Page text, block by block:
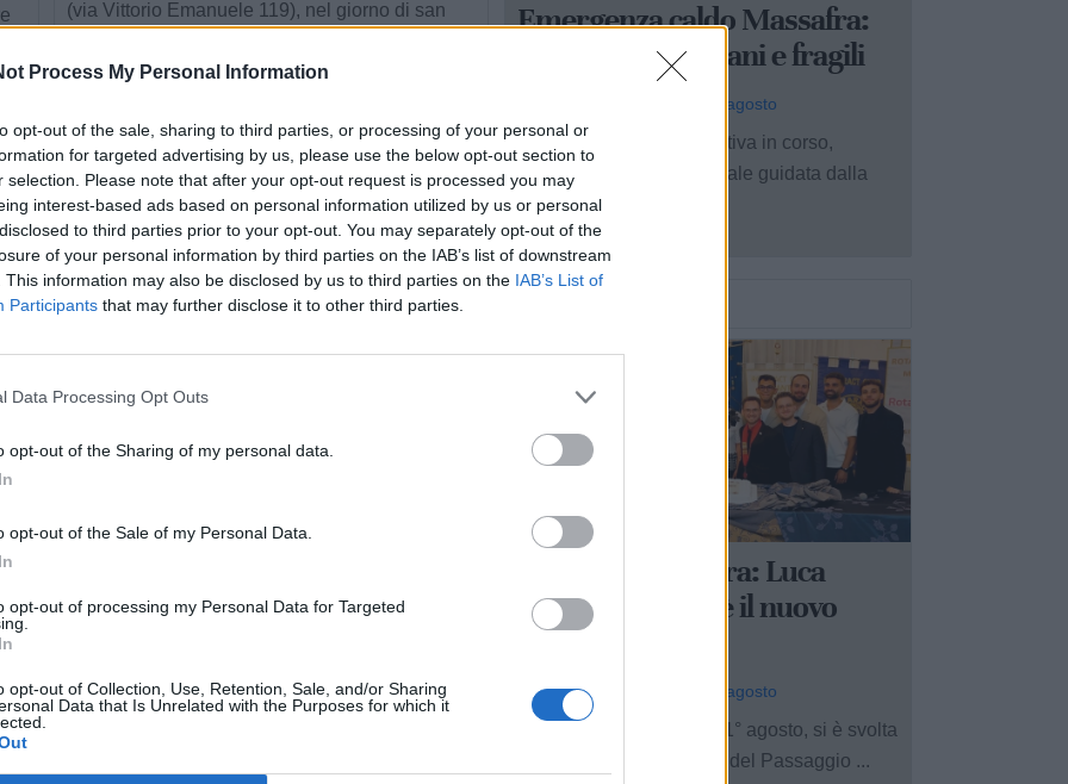
Process My Personal Information
opt-out of the sale, sharing to third parties, or processing of your personal or
for targeted advertising by us, please use the below opt-out section to
selection. Please note that after your opt-out request is processed you may
interest-based ads based on personal information utilized by us or personal
to third parties prior to your opt-out. You may separately opt-out of the
of your personal information by third parties on the IAB’s list of downstream
This information may also be disclosed by us to third parties on the IAB’s List of
Participants that may further disclose it to other third parties.
Data Processing Opt Outs
opt-out of the Sharing of my personal data.
opt-out of the Sale of my Personal Data.
opt-out of processing my Personal Data for Targeted
opt-out of Collection, Use, Retention, Sale, and/or Sharing
Data that Is Unrelated with the Purposes for which it
(via Vittorio Emanuele 119), nel giorno di san
ufficialmente il calendario degli eventi dedicati
omaggio ...
4
San Nicola e San
per due santi
Passata la festa si tirano le somme. ...
Emergenza caldo Massafra:
un aiuto per anziani e fragili
La Redazione - oggi, ven 7 agosto
Anche per la stagione estiva in corso,
l'amministrazione comunale guidata dalla
sindaca Giancarla ...
3
MASSAFRA
Rotaract Massafra: Luca
Damiano Araco è il nuovo
presidente
La Redazione - oggi, ven 7 agosto
Nella giornata di sabato 1° agosto, si è svolta
la tradizionale cerimonia del Passaggio ...